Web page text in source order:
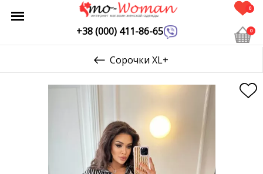
+38 (000) 411-86-65
0
0
Сорочки XL+